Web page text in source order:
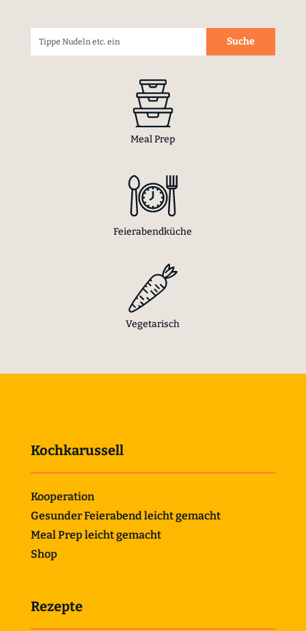
Meal Prep
Feierabendküche
Vegetarisch
Kochkarussell
Kooperation
Gesunder Feierabend leicht gemacht
Meal Prep leicht gemacht
Shop
Rezepte